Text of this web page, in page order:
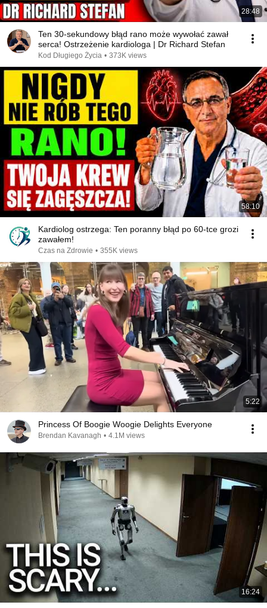
28:48
Ten 30-sekundowy błąd rano może wywołać zawał
serca! Ostrzeżenie kardiologa | Dr Richard Stefan
Kod Długiego Życia • 373K views
58:10
Kardiolog ostrzega: Ten poranny błąd po 60-tce grozi
zawałem!
Czas na Zdrowie • 355K views
5:22
Princess Of Boogie Woogie Delights Everyone
Brendan Kavanagh • 4.1M views
16:24